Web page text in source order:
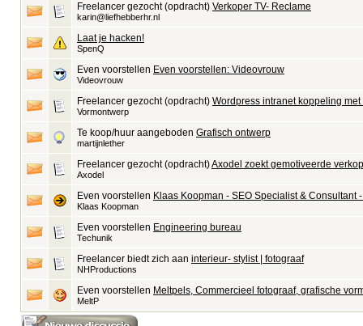
Freelancer gezocht (opdracht) Verkoper TV- Reclame
karin@liefhebberhr.nl
Laat je hacken!
SpenQ
Even voorstellen Even voorstellen: Videovrouw
Videovrouw
Freelancer gezocht (opdracht) Wordpress intranet koppeling
Vormontwerp
Te koop/huur aangeboden Grafisch ontwerp
martijnlether
Freelancer gezocht (opdracht)Axodel zoekt gemotiveerde
Axodel
Even voorstellen Klaas Koopman - SEO Specialist & Consultant
Klaas Koopman
Even voorstellen Engineering bureau
Techunik
Freelancer biedt zich aan interieur- stylist | fotograaf
NHProductions
Even voorstellen Meltpels, Commercieel fotograaf, grafische
MeltP